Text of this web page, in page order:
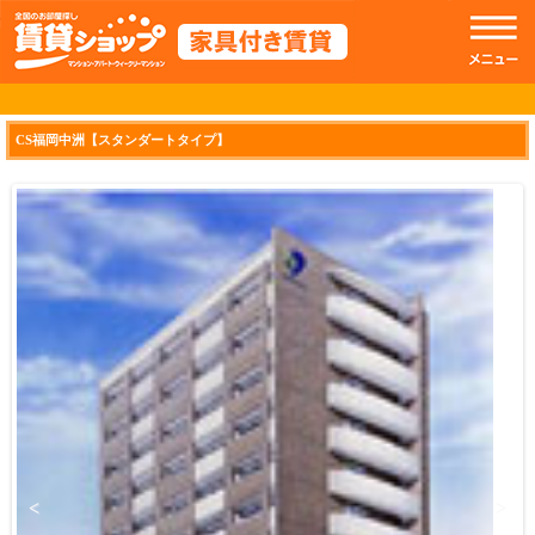
//トップのスライドショー
CS福岡中洲【スタンダートタイプ】